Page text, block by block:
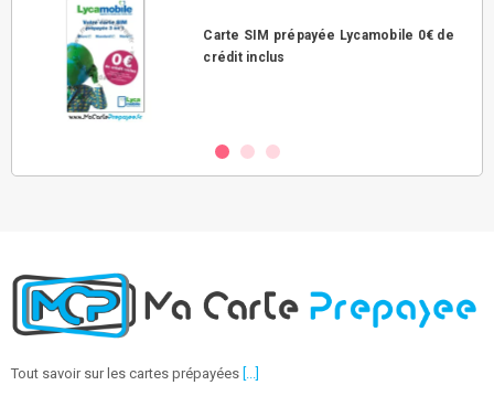
Carte SIM prépayée Lycamobile 0€ de
crédit inclus
Tout savoir sur les cartes prépayées [...]